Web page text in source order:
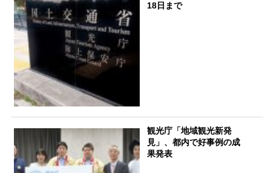
18日まで
観光庁「地域観光新発
見」、都内で好事例の成
果発表